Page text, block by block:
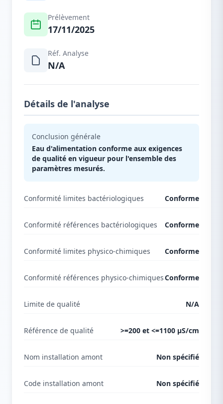
Prélèvement
17/11/2025
Réf. Analyse
N/A
Détails de l'analyse
Conclusion générale
Eau d'alimentation conforme aux exigences
de qualité en vigueur pour l'ensemble des
paramètres mesurés.
Conformité limites bactériologiques Conforme
Conformité références bactériologiques Conforme
Conformité limites physico-chimiques Conforme
Conformité références physico-chimiquesConforme
Limite de qualité N/A
Référence de qualité >=200 et <=1100 µS/cm
Nom installation amont Non spécifié
Code installation amont Non spécifié